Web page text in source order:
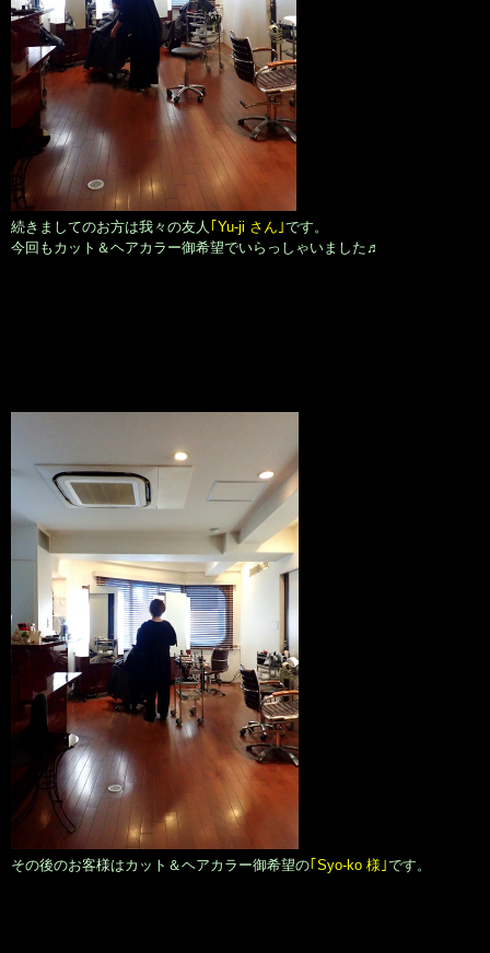
続きましてのお方は我々の友人 ｢Yu-ji さん｣です。
今回もカット＆ヘアカラー御希望でいらっしゃいました♬
その後のお客様はカット＆ヘアカラー御希望の｢Syo-ko 様｣です。